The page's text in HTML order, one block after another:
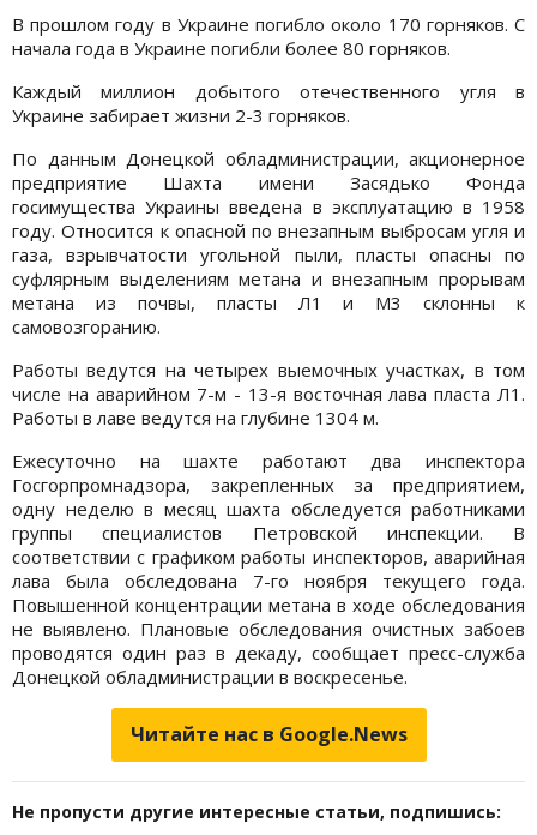
В прошлом году в Украине погибло около 170 горняков. С
начала года в Украине погибли более 80 горняков.
Каждый миллион добытого отечественного угля в
Украине забирает жизни 2-3 горняков.
По данным Донецкой обладминистрации, акционерное
предприятие Шахта имени Засядько Фонда
госимущества Украины введена в эксплуатацию в 1958
году. Относится к опасной по внезапным выбросам угля и
газа, взрывчатости угольной пыли, пласты опасны по
суфлярным выделениям метана и внезапным прорывам
метана из почвы, пласты Л1 и М3 склонны к
самовозгоранию.
Работы ведутся на четырех выемочных участках, в том
числе на аварийном 7-м - 13-я восточная лава пласта Л1.
Работы в лаве ведутся на глубине 1304 м.
Ежесуточно на шахте работают два инспектора
Госгорпромнадзора, закрепленных за предприятием,
одну неделю в месяц шахта обследуется работниками
группы специалистов Петровской инспекции. В
соответствии с графиком работы инспекторов, аварийная
лава была обследована 7-го ноября текущего года.
Повышенной концентрации метана в ходе обследования
не выявлено. Плановые обследования очистных забоев
проводятся один раз в декаду, сообщает пресс-служба
Донецкой обладминистрации в воскресенье.
Читайте нас в Google.News
Не пропусти другие интересные статьи, подпишись: